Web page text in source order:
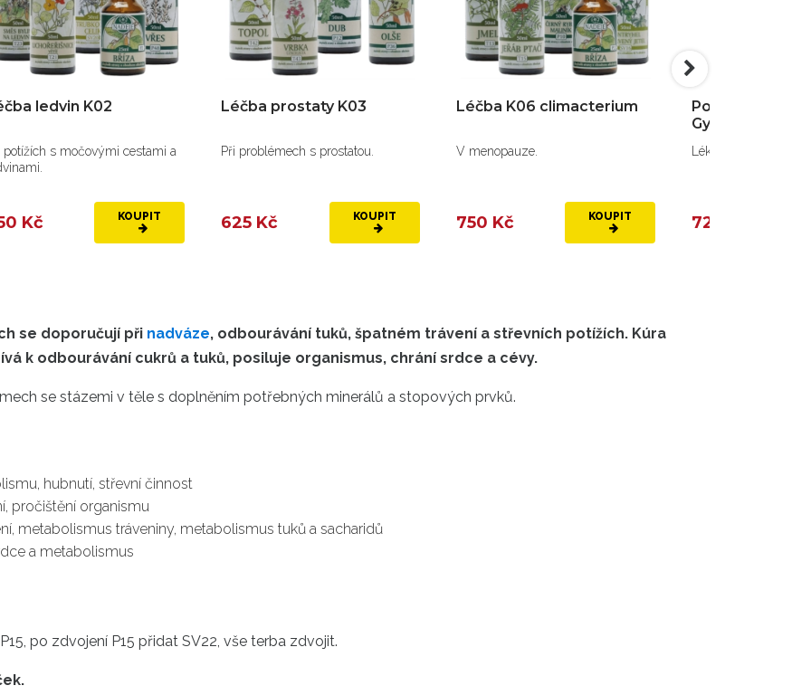
ledvin K02
potížích s močovými cestami a
Kč KOUPIT
Léčba prostaty K03
Při problémech s prostatou.
625 Kč KOUPIT
Léčba K06 climacterium
V menopauze.
750 Kč KOUPIT
Postup K04
Gynekologický
Lék na
725 Kč
se doporučují při nadváze, odbourávání tuků, špatném trávení a střevních potížích. Kúra
k odbourávání cukrů a tuků, posiluje organismus, chrání srdce a cévy.
se stázemi v těle s doplněním potřebných minerálů a stopových prvků.
hubnutí, střevní činnost
pročištění organismu
metabolismus tráveniny, metabolismus tuků a sacharidů
a metabolismus
po zdvojení P15 přidat SV22, vše terba zdvojit.
.